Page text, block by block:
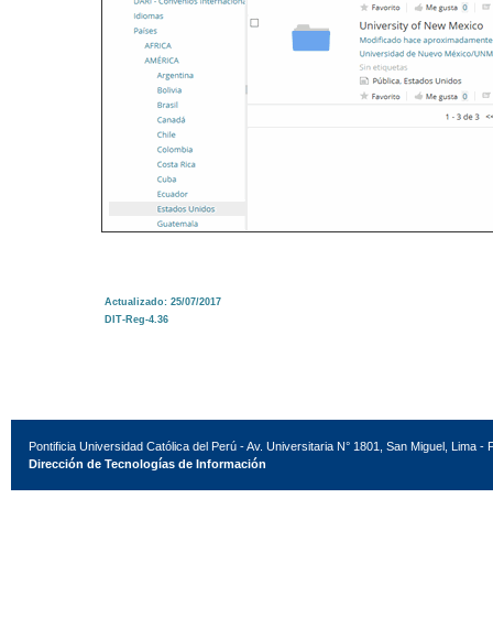
Actualizado: 25/07/2017
DIT-Reg-4.36
Pontificia Universidad Católica del Perú - Av. Universitaria N° 1801, San Miguel, Lima -
Dirección de Tecnologías de Información